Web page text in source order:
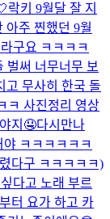
락키 9월달 잘 지
아주 찐했던 9월
구요 ㅋㅋㅋㅋ
벌써 너무너무 보
고 무사히 한국 돌
ㅋ 사진정리 영상
지🤤다시만나
ㅋㅋㅋㅋㅋㅋ
다구 ㅋㅋㅋㅋㅋ)
다고 노래 부르
터 요가 하고 카